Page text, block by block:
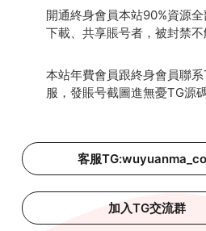
開通終身會員本站90%資源
下載、共享賬号者，被封禁不
本站年費會員跟終身會員聯系
服，發賬号截圖進無憂TG源
客服
加入TG交流群